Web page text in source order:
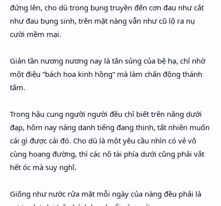
đứng lên, cho dù trong bụng truyền đến cơn đau như cắt
như đau bụng sinh, trên mặt nàng vẫn như cũ lộ ra nụ
cười mềm mại.
Giản tần nương nương nay là tân sủng của bệ hạ, chỉ nhờ
một điệu “bách hoa kinh hồng” mà làm chấn động thánh
tâm.
Trong hậu cung người người đều chỉ biết trên nâng dưới
đạp, hôm nay nàng danh tiếng đang thịnh, tất nhiên muốn
cái gì được cái đó. Cho dù là một yêu cầu nhìn có vẻ vô
cùng hoang đường, thì các nô tài phía dưới cũng phải vắt
hết óc mà suy nghĩ.
Giống như nước rửa mặt mỗi ngày của nàng đều phải là